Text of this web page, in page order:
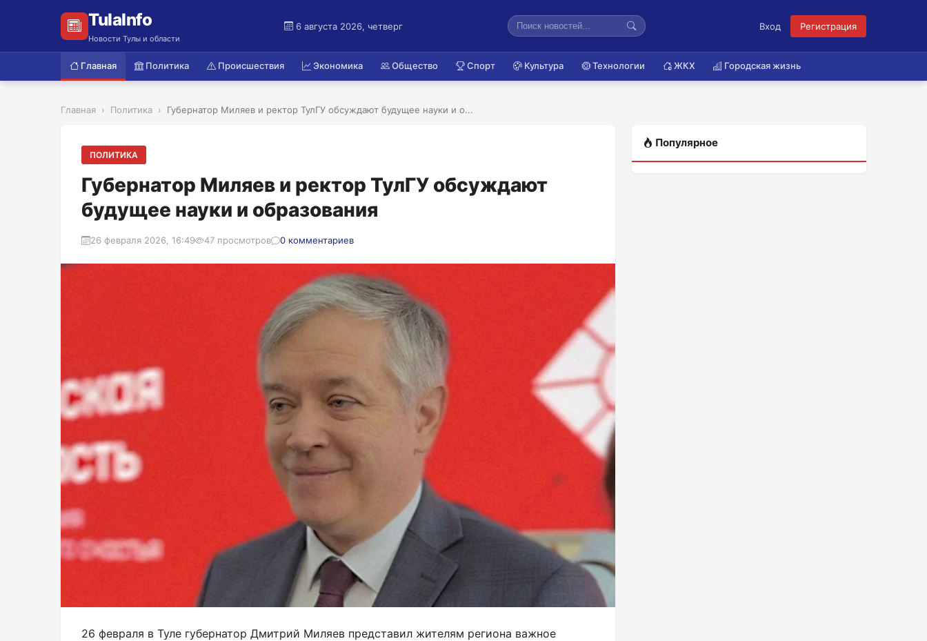
TulaInfo
Новости Тулы и области
6 августа 2026, четверг Вход Регистрация
Главная Политика Происшествия Экономика Общество Спорт Культура Технологии ЖКХ Городская жизнь
Главная Политика Губернатор Миляев и ректор ТулГУ обсуждают будущее науки и о...
ПОЛИТИКА
Губернатор Миляев и ректор ТулГУ обсуждают
будущее науки и образования
26 февраля 2026, 16:49 47 просмотров 0 комментариев
26 февраля в Туле губернатор Дмитрий Миляев представил жителям региона важное
Популярное